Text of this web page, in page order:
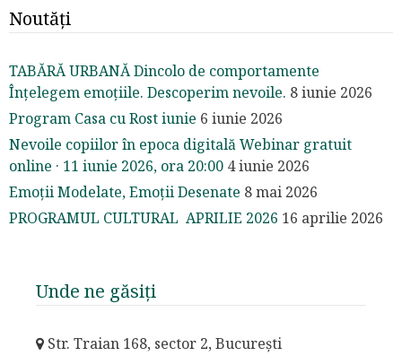
Noutăți
TABĂRĂ URBANĂ Dincolo de comportamente
Înțelegem emoțiile. Descoperim nevoile. 8 iunie 2026
Program Casa cu Rost iunie 6 iunie 2026
Nevoile copiilor în epoca digitală Webinar gratuit
online · 11 iunie 2026, ora 20:00 4 iunie 2026
Emoții Modelate, Emoții Desenate 8 mai 2026
PROGRAMUL CULTURAL APRILIE 2026 16 aprilie 2026
Unde ne găsiți
Str. Traian 168, sector 2, București